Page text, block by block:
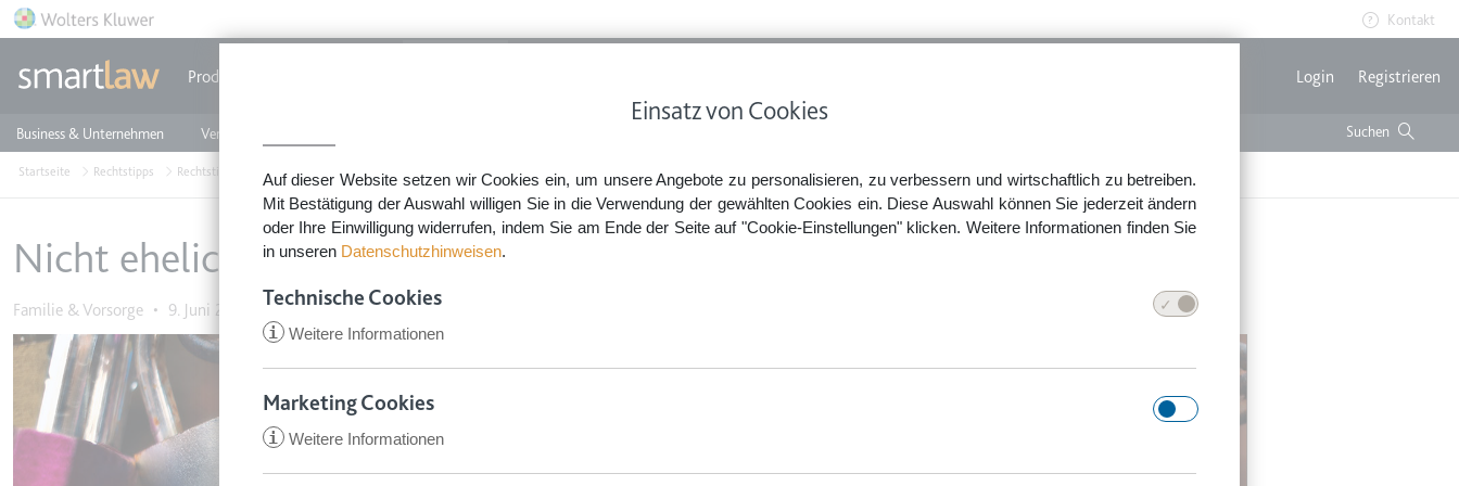
Einsatz von Cookies
Auf dieser Website setzen wir Cookies ein, um unsere Angebote zu personalisieren, zu verbessern und wirtschaftlich zu betreiben.
Mit Bestätigung der Auswahl willigen Sie in die Verwendung der gewählten Cookies ein. Diese Auswahl können Sie jederzeit ändern
oder Ihre Einwilligung widerrufen, indem Sie am Ende der Seite auf "Cookie-Einstellungen" klicken. Weitere Informationen finden Sie
in unseren Datenschutzhinweisen.
Technische Cookies
i Weitere Informationen
CookieConsent
Anbieter:
app.smartlaw.de
Marketing Cookies
i Weitere Informationen
Direkt zum Inhalt Kontakt
Produkte
Business & Unternehmen Vermieten & Immobilien
Login Registrieren
Startseite Rechtstipps Rechtstipps Familie & Privates Familie & Vorsorge Nicht eheliche Kinder: Vaterschaft, Sorgerecht, Unterhalt
Nicht eheliche Kinder: Vaterschaft, Sorgerecht, Unterhalt
Familie & Vorsorge • 9. Juni 2016